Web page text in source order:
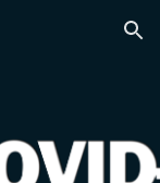
Skip to navigation